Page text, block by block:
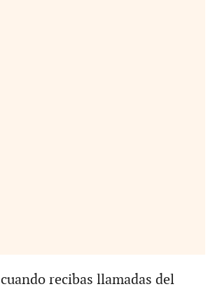
recibas llamadas del